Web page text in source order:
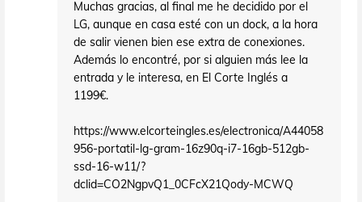
Muchas gracias, al final me he decidido por el
LG, aunque en casa esté con un dock, a la hora
de salir vienen bien ese extra de conexiones.
Además lo encontré, por si alguien más lee la
entrada y le interesa, en El Corte Inglés a
1199€.
https://www.elcorteingles.es/electronica/A44058
956-portatil-lg-gram-16z90q-i7-16gb-512gb-
ssd-16-w11/?
dclid=CO2NgpvQ1_0CFcX21Qody-MCWQ